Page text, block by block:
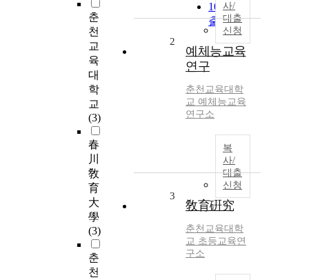
춘
천
교
육
대
학
교
(3)
春
川
敎
育
大
學
(3)
춘
천
100개씩
출력
사/
대출
신청
2
예체능교육
연구
춘천교육대학
교 예체능교육
연구소
복
사/
대출
신청
3
敎育硏究
춘천교육대학
교 초등교육연
구소